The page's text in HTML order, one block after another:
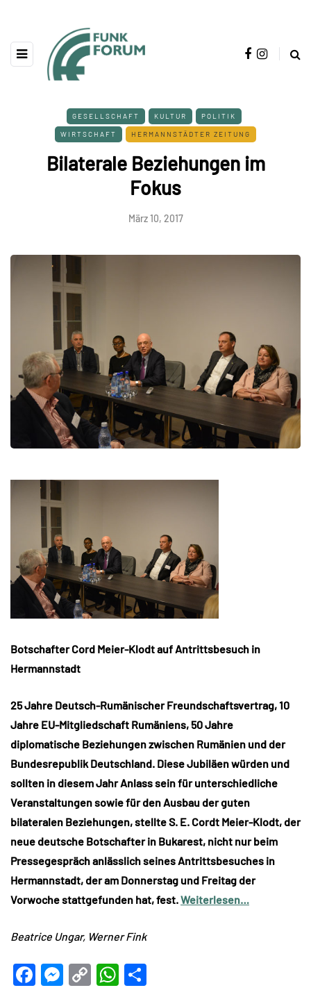
GESELLSCHAFT KULTUR POLITIK
WIRTSCHAFT HERMANNSTÄDTER ZEITUNG
Bilaterale Beziehungen im
Fokus
März 10, 2017
Botschafter Cord Meier-Klodt auf Antrittsbesuch in
Hermannstadt
25 Jahre Deutsch-Rumänischer Freundschaftsvertrag, 10
Jahre EU-Mitgliedschaft Rumäniens, 50 Jahre
diplomatische Beziehungen zwischen Rumänien und der
Bundesrepublik Deutschland. Diese Jubiläen würden und
sollten in diesem Jahr Anlass sein für unterschiedliche
Veranstaltungen sowie für den Ausbau der guten
bilateralen Beziehungen, stellte S. E. Cordt Meier-Klodt, der
neue deutsche Botschafter in Bukarest, nicht nur beim
Pressegespräch anlässlich seines Antrittsbesuches in
Hermannstadt, der am Donnerstag und Freitag der
Vorwoche stattgefunden hat, fest.Weiterlesen…
Beatrice Ungar, Werner Fink
Facebook
Messenger
CopyWhatsApp